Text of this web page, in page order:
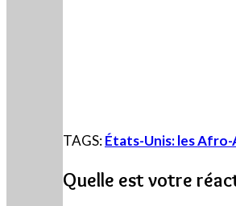
TAGS:États-Unis: les Afro-
Quelle est votre